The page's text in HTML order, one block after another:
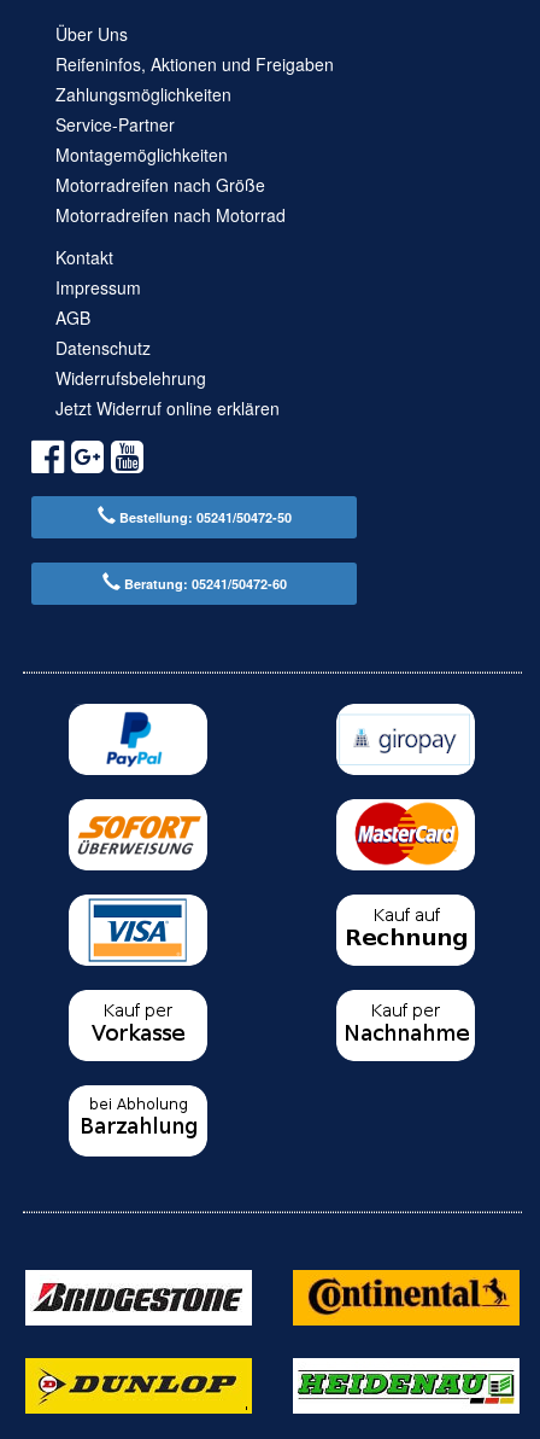
Über Uns
Reifeninfos, Aktionen und Freigaben
Zahlungsmöglichkeiten
Service-Partner
Montagemöglichkeiten
Motorradreifen nach Größe
Motorradreifen nach Motorrad
Kontakt
Impressum
AGB
Datenschutz
Widerrufsbelehrung
Jetzt Widerruf online erklären
Bestellung: 05241/50472-50
Beratung: 05241/50472-60